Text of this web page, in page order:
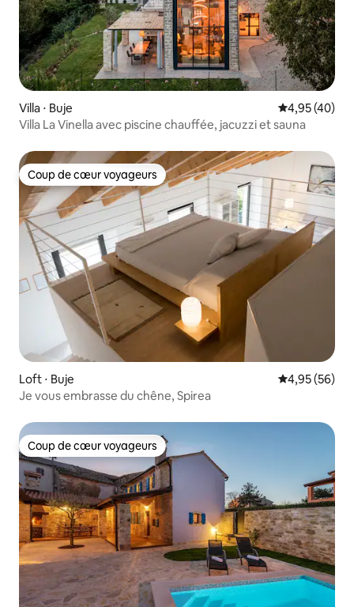
Villa ⋅ Buje Évaluation
4,95 (40)
Villa La Vinella avec piscine chauffée, jacuzzi et sauna
Coup de cœur voyageurs
Coup de cœur voyageurs
Loft ⋅ Buje Évaluation
4,95 (56)
Je vous embrasse du chêne, Spirea
Coup de cœur voyageurs
Coup de cœur voyageurs